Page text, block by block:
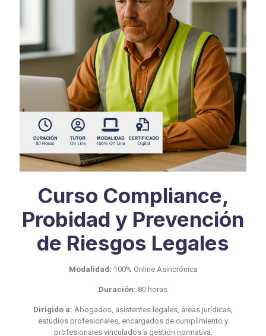
Curso Compliance,
Probidad y Prevención
de Riesgos Legales
Modalidad: 100% Online Asincrónica
Duración: 80 horas
Dirigido a: Abogados, asistentes legales, áreas jurídicas,
estudios profesionales, encargados de cumplimiento y
profesionales vinculados a gestión normativa.